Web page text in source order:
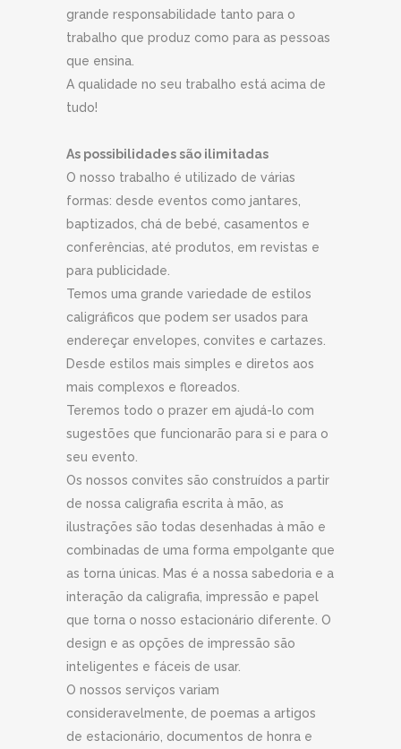
grande responsabilidade tanto para o
trabalho que produz como para as pessoas
que ensina.
A qualidade no seu trabalho está acima de
tudo!
As possibilidades são ilimitadas
O nosso trabalho é utilizado de várias
formas: desde eventos como jantares,
baptizados, chá de bebé, casamentos e
conferências, até produtos, em revistas e
para publicidade.
Temos uma grande variedade de estilos
caligráficos que podem ser usados ​​para
endereçar envelopes, convites e cartazes.
Desde estilos mais simples e diretos aos
mais complexos e floreados.
Teremos todo o prazer em ajudá-lo com
sugestões que funcionarão para si e para o
seu evento.
Os nossos convites são construídos a partir
de nossa caligrafia escrita à mão, as
ilustrações são todas desenhadas à mão e
combinadas de uma forma empolgante que
as torna únicas. Mas é a nossa sabedoria e a
interação da caligrafia, impressão e papel
que torna o nosso estacionário diferente. O
design e as opções de impressão são
inteligentes e fáceis de usar.
O nossos serviços variam
consideravelmente, de poemas a artigos
de estacionário, documentos de honra e